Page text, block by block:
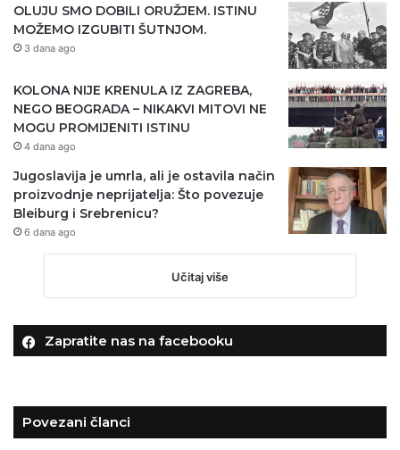
OLUJU SMO DOBILI ORUŽJEM. ISTINU
MOŽEMO IZGUBITI ŠUTNJOM.
3 dana ago
KOLONA NIJE KRENULA IZ ZAGREBA,
NEGO BEOGRADA – NIKAKVI MITOVI NE
MOGU PROMIJENITI ISTINU
4 dana ago
Jugoslavija je umrla, ali je ostavila način
proizvodnje neprijatelja: Što povezuje
Bleiburg i Srebrenicu?
6 dana ago
Učitaj više
Zapratite nas na facebooku
Povezani članci